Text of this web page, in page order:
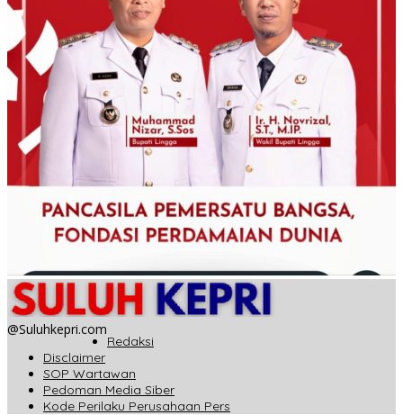
@Suluhkepri.com
Redaksi
Disclaimer
SOP Wartawan
Pedoman Media Siber
Kode Perilaku Perusahaan Pers